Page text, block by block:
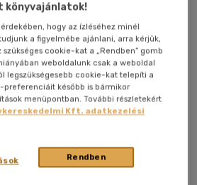
könyvajánlatok!
hogy az ízléséhez minél
a figyelmébe ajánlani, arra kérjük,
cookie-kat a „Rendben” gomb
weboldalunk csak a weboldal
legszükségesebb cookie-kat telepíti a
preferenciáit később is bármikor
menüpontban. További részletekért
Kft. adatkezelési
Rendben